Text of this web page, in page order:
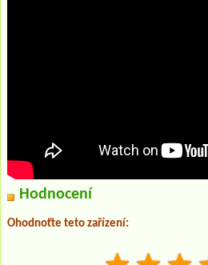
Hodnocení
Ohodnoťte teto zařízení: